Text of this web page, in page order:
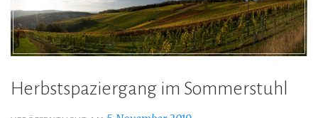
Herbstspaziergang im Sommerstuhl